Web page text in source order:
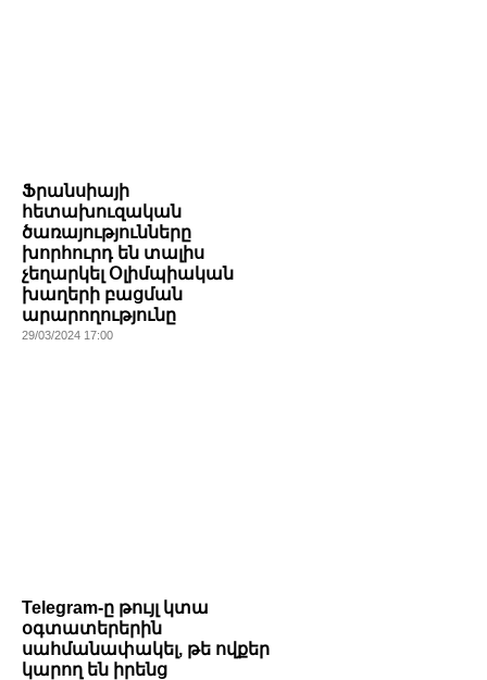
Ֆրանսիայի
հետախուզական
ծառայությունները
խորհուրդ են տալիս
չեղարկել Օլիմպիական
խաղերի բացման
արարողությունը
29/03/2024 17:00
Telegram-ը թույլ կտա
օգտատերերին
սահմանափակել, թե ովքեր
կարող են իրենց